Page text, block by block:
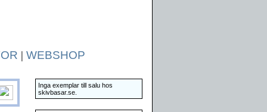
| WEBSHOP
Inga exemplar till salu hos
skivbasar.se.